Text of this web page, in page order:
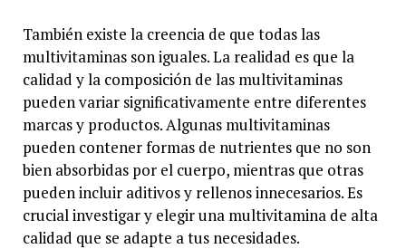
También existe la creencia de que todas las
multivitaminas son iguales. La realidad es que la
calidad y la composición de las multivitaminas
pueden variar significativamente entre diferentes
marcas y productos. Algunas multivitaminas
pueden contener formas de nutrientes que no son
bien absorbidas por el cuerpo, mientras que otras
pueden incluir aditivos y rellenos innecesarios. Es
crucial investigar y elegir una multivitamina de alta
calidad que se adapte a tus necesidades.